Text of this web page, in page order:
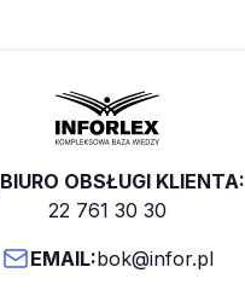
BIURO OBSŁUGI KLIENTA:
22 761 30 30
EMAIL:bok@infor.pl